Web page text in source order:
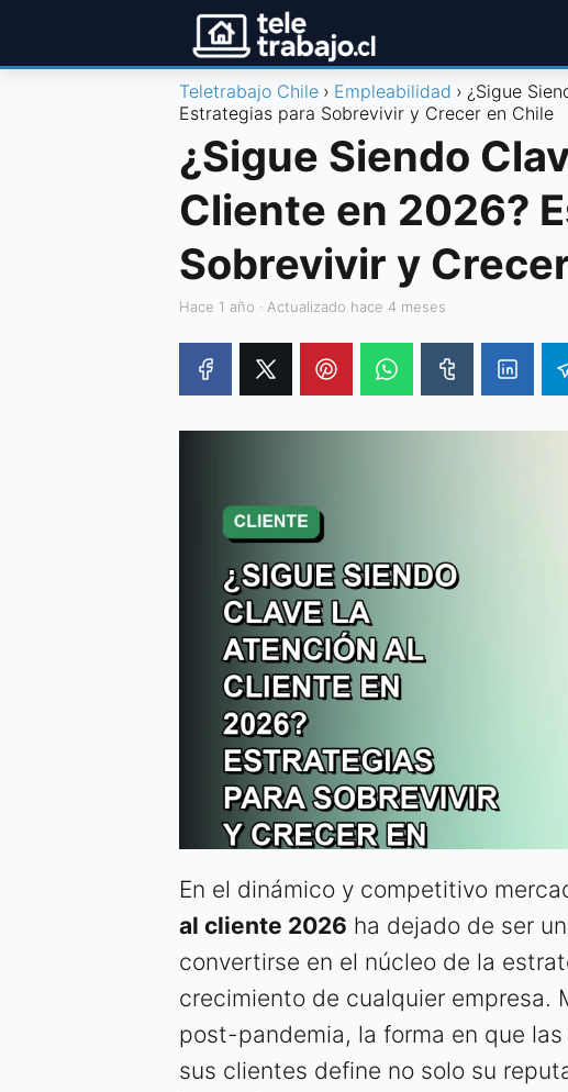
Teletrabajo Chile Empleabilidad
¿Sigue
Estrategias para Sobrevivir y Crecer en Chile
¿Sigue Siendo
Cliente en 2026?
Sobrevivir y
hace 1 año · Actualizado hace 4 meses
En el dinámico y competitivo
al cliente 2026 ha dejado de ser
convertirse en el núcleo de la
crecimiento de cualquier empresa.
post-pandemia, la forma en que
sus clientes define no solo su